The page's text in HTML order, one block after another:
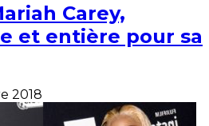
Carey,
et entière pour sa
2018